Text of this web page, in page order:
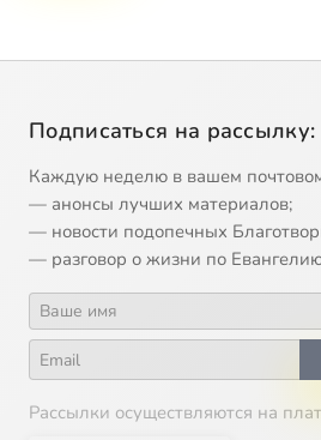
Подписаться на рассылку:
Каждую неделю в вашем
— анонсы лучших материалов;
— новости подопечных
— разговор о жизни по
Рассылки осуществляются на